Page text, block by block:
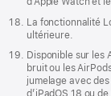
La fonctionnalité
ultérieure.
Disponible sur les
bruit ou les
jumelage avec
d’iPadOS 18 ou